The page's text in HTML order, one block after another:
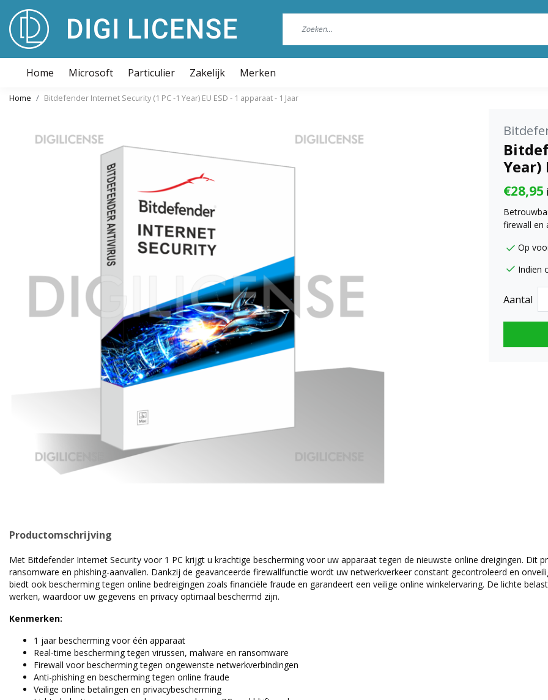
Home Microsoft Particulier Zakelijk Merken
Home Bitdefender Internet Security (1 PC -1 Year) EU ESD - 1 apparaat - 1 Jaar
Year)
€28,95
firewall en
Op
Indien
Aantal
Productomschrijving
Met Bitdefender Internet Security voor 1 PC krijgt u krachtige bescherming voor uw apparaat tegen de nieuwste online dreigingen. Dit
ransomware en phishing-aanvallen. Dankzij de geavanceerde firewallfunctie wordt uw netwerkverkeer constant gecontroleerd en
biedt ook bescherming tegen online bedreigingen zoals financiële fraude en garandeert een veilige online winkelervaring. De lichte
werken, waardoor uw gegevens en privacy optimaal beschermd zijn.
Kenmerken:
1 jaar bescherming voor één apparaat
Real-time bescherming tegen virussen, malware en ransomware
Firewall voor bescherming tegen ongewenste netwerkverbindingen
Anti-phishing en bescherming tegen online fraude
Veilige online betalingen en privacybescherming